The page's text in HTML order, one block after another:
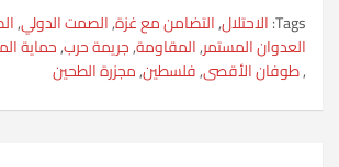
Tags: الاحتلال,التضامن مع غزة,الصمت الدولي,
العدوان المستمر,المقاومة,جريمة حرب,حماية
,طوفان الأقصى,فلسطين,مجزرة الطحين